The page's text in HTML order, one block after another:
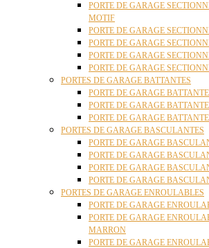
PORTE DE GARAGE
MOTIF
PORTE DE GARAGE
PORTE DE GARAGE
PORTE DE GARAGE
PORTE DE GARAGE
PORTES DE GARAGE BATTANTES
PORTE DE GARAGE
PORTE DE GARAGE
PORTE DE GARAGE
PORTES DE GARAGE BASCULANTES
PORTE DE GARAGE
PORTE DE GARAGE
PORTE DE GARAGE
PORTE DE GARAGE
PORTES DE GARAGE ENROULABLES
PORTE DE GARAGE
PORTE DE GARAGE
MARRON
PORTE DE GARAGE